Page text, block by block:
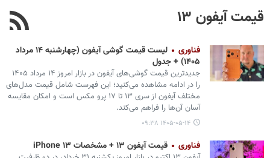
قیمت آیفون ۱۳
فناوری
لیست قیمت گوشی آیفون (چهارشنبه ۱۴ مرداد
۱۴۰۵) + جدول
جدیدترین قیمت گوشی‌های آیفون در بازار امروز ۱۴ مرداد ۱۴۰۵
را در ادامه مشاهده می‌کنید؛ این فهرست شامل قیمت مدل‌های
مختلف آیفون از سری ۱۳ تا ۱۷ پرو مکس است و امکان مقایسه
آسان آن‌ها را فراهم می‌کند.
۱۴۰۵-۰۵-۱۴ ۰۹:۳۸
فناوری قیمت آیفون ۱۳ + مشخصات iPhone ۱۳